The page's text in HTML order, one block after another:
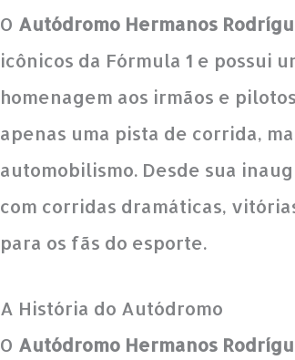
O Autódromo Hermanos
icônicos da Fórmula 1 e possui
homenagem aos irmãos e
apenas uma pista de corrida,
automobilismo. Desde sua
com corridas dramáticas,
para os fãs do esporte.
A História do Autódromo
O Autódromo Hermanos